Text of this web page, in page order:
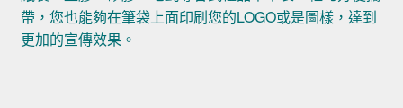
帶，您也能夠在筆袋上面印刷您的LOGO或是圖樣，達到
更加的宣傳效果。